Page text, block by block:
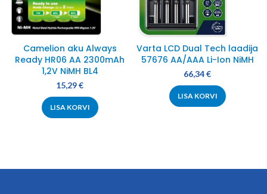
Camelion aku Always
Ready HR06 AA 2300mAh
1,2V NiMH BL4
15,29€
LISA KORVI
Varta LCD Dual Tech laadija
57676 AA/AAA Li-Ion NiMH
66,34€
LISA KORVI